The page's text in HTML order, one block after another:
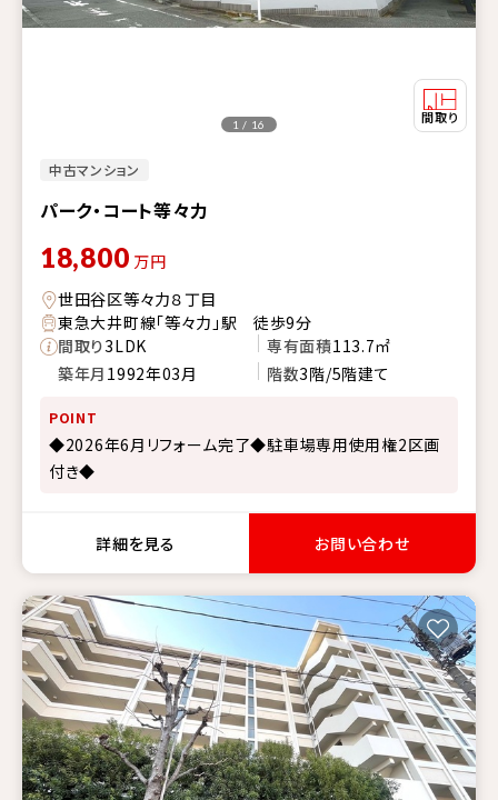
中古マンション
パーク・コート等々力
1 / 16
18,800 万円
世田谷区等々力８丁目
東急大井町線「等々力」駅 徒歩9分
間取り3LDK 専有面積113.7㎡
築年月 1992年03月 階数3階/5階建て
POINT
◆2026年6月リフォーム完了◆駐車場専用使用権2区画
付き◆
詳細を見る お問い合わせ